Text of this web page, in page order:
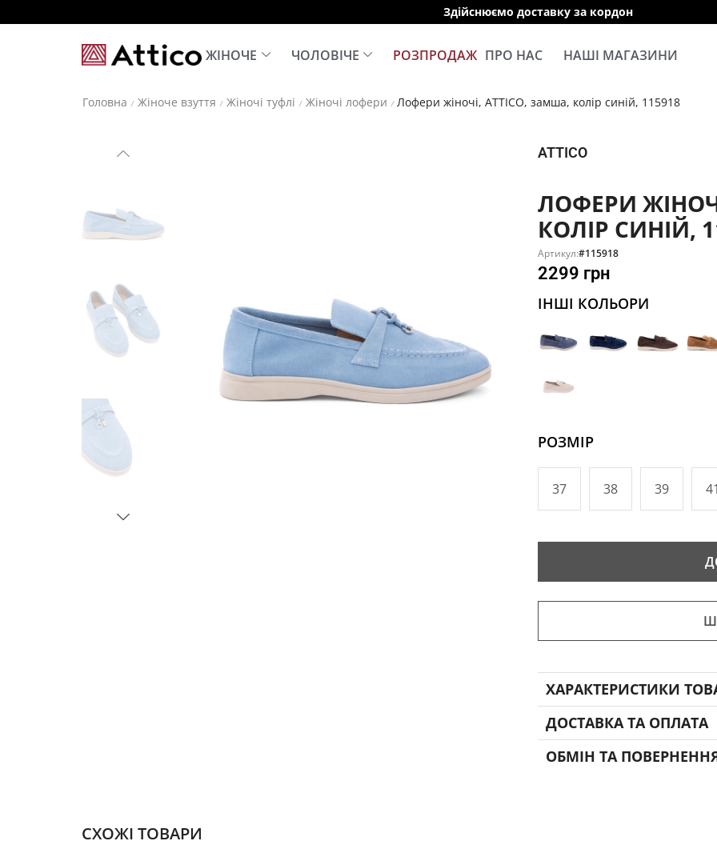
Здійснюємо доставку за кордон
ЖІНОЧЕ ЧОЛОВІЧЕ РОЗПРОДАЖ ПРО НАС НАШІ МАГАЗИНИ
Головна / Жіноче взуття / Жіночі туфлі / Жіночі лофери / Лофери жіночі, ATTICO, замша, колір синій, 115918
ATTICO
ЛОФЕРИ
КОЛІР СИНІЙ,
Артикул:#115918
2299 грн
ІНШІ КОЛЬОРИ
РОЗМІР
37 38 39
ХАРАКТЕРИСТИКИ
ДОСТАВКА ТА ОПЛАТА
ОБМІН ТА
СХОЖІ ТОВАРИ